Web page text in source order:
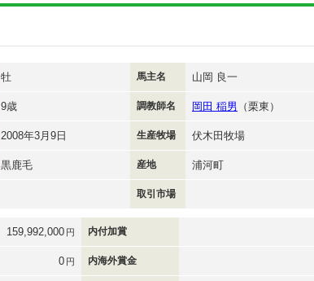
牡 馬主名 山岡 良一
9歳 調教師名 岡田 稲男 （栗東）
2008年3月9日 生産牧場 伏木田牧場
黒鹿毛 産地 浦河町
取引市場
159,992,000 円 内付加賞
0 円 内海外賞金